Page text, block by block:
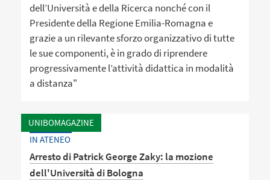
dell’Università e della Ricerca nonché con il
Presidente della Regione Emilia-Romagna e
grazie a un rilevante sforzo organizzativo di tutte
le sue componenti, è in grado di riprendere
progressivamente l’attività didattica in modalità
a distanza"
UNIBOMAGAZINE
IN ATENEO
Arresto di Patrick George Zaky: la mozione
dell'Università di Bologna